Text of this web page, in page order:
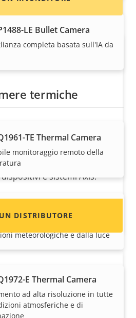
LE Bullet Camera
completa basata sull'IA da
termiche
TE Thermal Camera
monitoraggio remoto della
meteorologiche e dalla luce
E Thermal Camera
ad alta risoluzione in tutte
atmosferiche e di
diventare un rivenditore?
di contatto per i
e sistemi Axis.
DISTRIBUTORE